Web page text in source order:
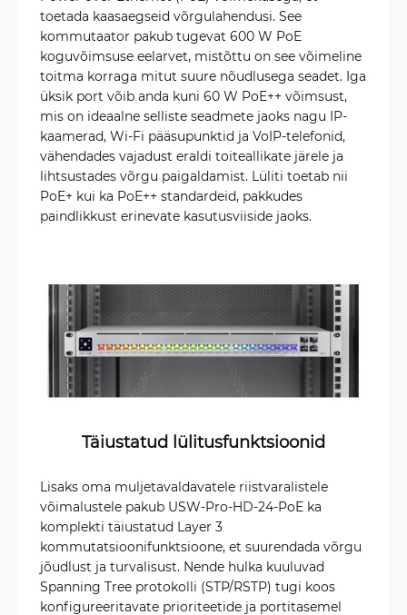
toetada kaasaegseid võrgulahendusi. See
kommutaator pakub tugevat 600 W PoE
koguvõimsuse eelarvet, mistõttu on see võimeline
toitma korraga mitut suure nõudlusega seadet. Iga
üksik port võib anda kuni 60 W PoE++ võimsust,
mis on ideaalne selliste seadmete jaoks nagu IP-
kaamerad, Wi-Fi pääsupunktid ja VoIP-telefonid,
vähendades vajadust eraldi toiteallikate järele ja
lihtsustades võrgu paigaldamist. Lüliti toetab nii
PoE+ kui ka PoE++ standardeid, pakkudes
paindlikkust erinevate kasutusviiside jaoks.
Täiustatud lülitusfunktsioonid
Lisaks oma muljetavaldavatele riistvaralistele
võimalustele pakub USW-Pro-HD-24-PoE ka
komplekti täiustatud Layer 3
kommutatsioonifunktsioone, et suurendada võrgu
jõudlust ja turvalisust. Nende hulka kuuluvad
Spanning Tree protokolli (STP/RSTP) tugi koos
konfigureeritavate prioriteetide ja portitasemel